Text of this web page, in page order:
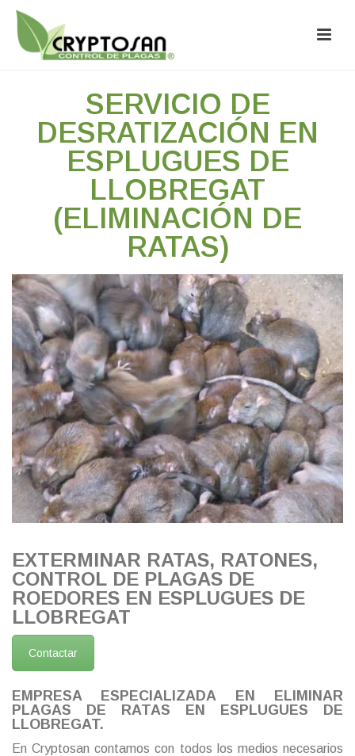
SERVICIO DE
DESRATIZACIÓN EN
ESPLUGUES DE
LLOBREGAT
(ELIMINACIÓN DE
RATAS)
EXTERMINAR RATAS, RATONES,
CONTROL DE PLAGAS DE
ROEDORES EN ESPLUGUES DE
LLOBREGAT
Contactar
EMPRESA ESPECIALIZADA EN ELIMINAR
PLAGAS DE RATAS EN ESPLUGUES DE
LLOBREGAT.
En Cryptosan contamos con todos los medios necesarios